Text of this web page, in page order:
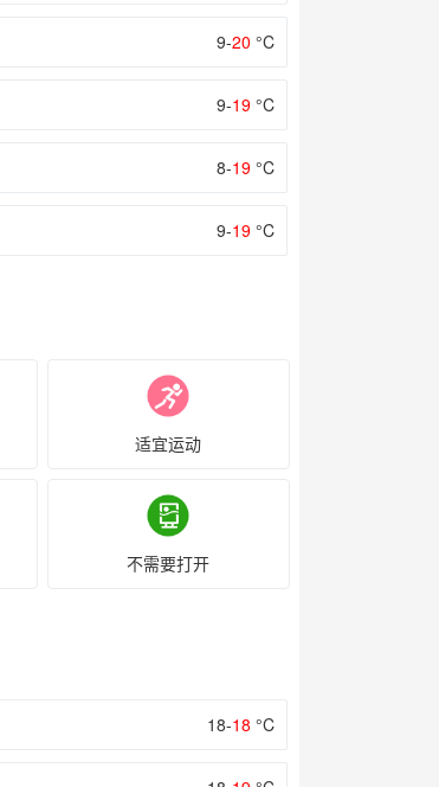
9-20 °C
9-19 °C
8-19 °C
9-19 °C
适宜运动
不需要打开
18-18 °C